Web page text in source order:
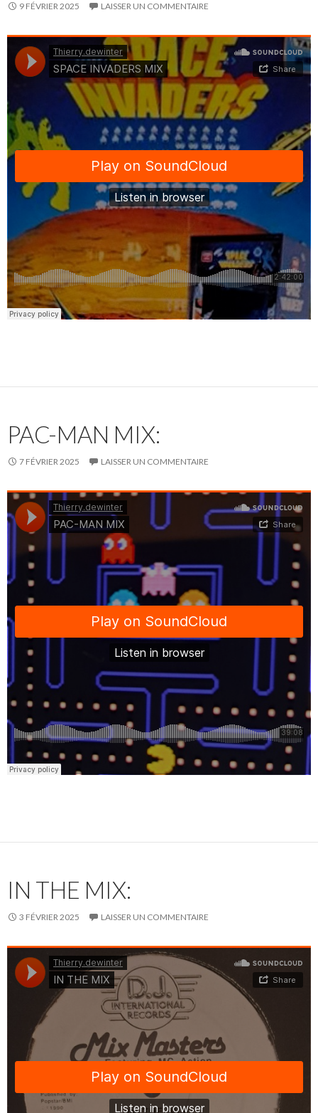
9 FÉVRIER 2025 LAISSER UN COMMENTAIRE
PAC-MAN MIX:
7 FÉVRIER 2025 LAISSER UN COMMENTAIRE
IN THE MIX:
3 FÉVRIER 2025 LAISSER UN COMMENTAIRE